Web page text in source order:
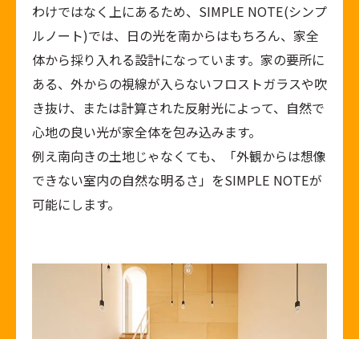
わけではなく上にあるため、SIMPLE NOTE(シンプ
ルノート)では、日の光を南からはもちろん、家全
体から採り入れる設計になっています。家の要所に
ある、外からの視線が入らないフロストガラスや吹
き抜け、または計算された反射光によって、自然で
心地の良い光が家全体を包み込みます。
例え南向きの土地じゃなくても、「外観からは想像
できない室内の自然な明るさ」をSIMPLE NOTEが
可能にします。